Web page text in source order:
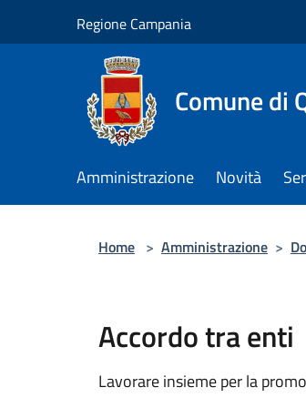
Regione Campania
Comune di
Amministrazione Novità
Home > Amministrazione >
Accordo tra enti
Lavorare insieme per la